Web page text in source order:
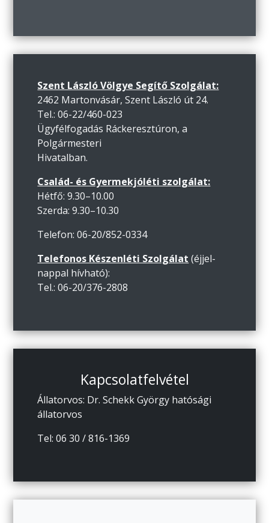
Szent László Völgye Segítő Szolgálat:
2462 Martonvásár, Szent László út 24.
Tel.: 06-22/460-023
Ügyfélfogadás Ráckeresztúron, a
Polgármesteri
Hivatalban.
Család- és Gyermekjóléti szolgálat:
Hétfő: 9.30–10.00
Szerda: 9.30–10.30
Telefon: 06-20/852-0334
Telefonos Készenléti Szolgálat (éjjel-
nappal hívható):
Tel.: 06-20/376-2808
Kapcsolatfelvétel
Állatorvos: Dr. Schekk György hatósági
állatorvos
Tel: 06 30 / 816-1369